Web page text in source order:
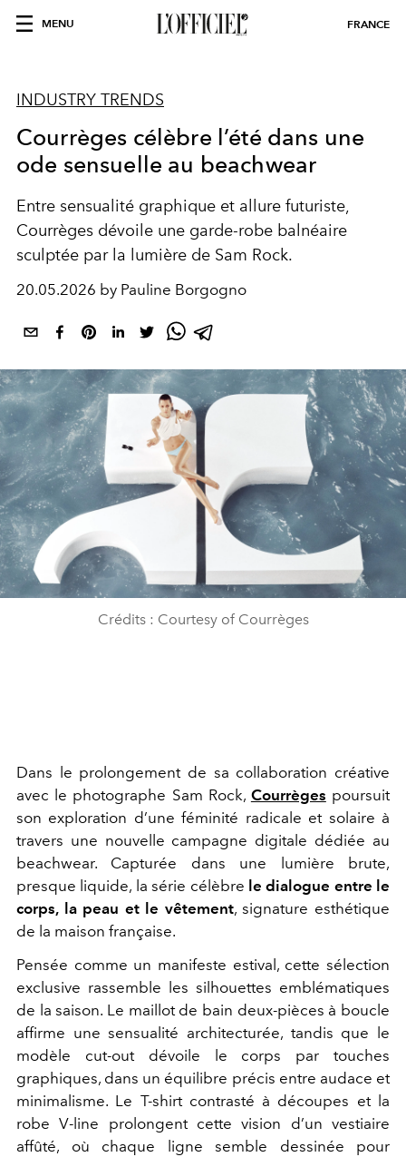
MENU FRANCE
INDUSTRY TRENDS
Courrèges célèbre l’été dans une
ode sensuelle au beachwear
Entre sensualité graphique et allure futuriste,
Courrèges dévoile une garde-robe balnéaire
sculptée par la lumière de Sam Rock.
20.05.2026 by Pauline Borgogno
Crédits : Courtesy of Courrèges
Dans le prolongement de sa collaboration créative
avec le photographe Sam Rock, Courrèges poursuit
son exploration d’une féminité radicale et solaire à
travers une nouvelle campagne digitale dédiée au
beachwear. Capturée dans une lumière brute,
presque liquide, la série célèbre le dialogue entre le
corps, la peau et le vêtement, signature esthétique
de la maison française.
Pensée comme un manifeste estival, cette sélection
exclusive rassemble les silhouettes emblématiques
de la saison. Le maillot de bain deux-pièces à boucle
affirme une sensualité architecturée, tandis que le
modèle cut-out dévoile le corps par touches
graphiques, dans un équilibre précis entre audace et
minimalisme. Le T-shirt contrasté à découpes et la
robe V-line prolongent cette vision d’un vestiaire
affûté, où chaque ligne semble dessinée pour